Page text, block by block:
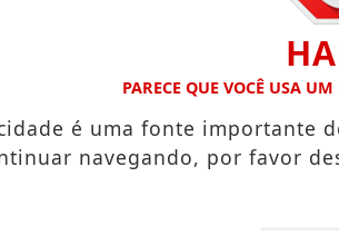
PARECE QUE VOCÊ USA
é uma fonte importante
navegando, por favor